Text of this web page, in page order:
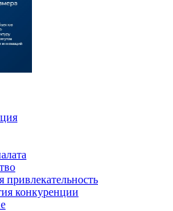
конкуренции